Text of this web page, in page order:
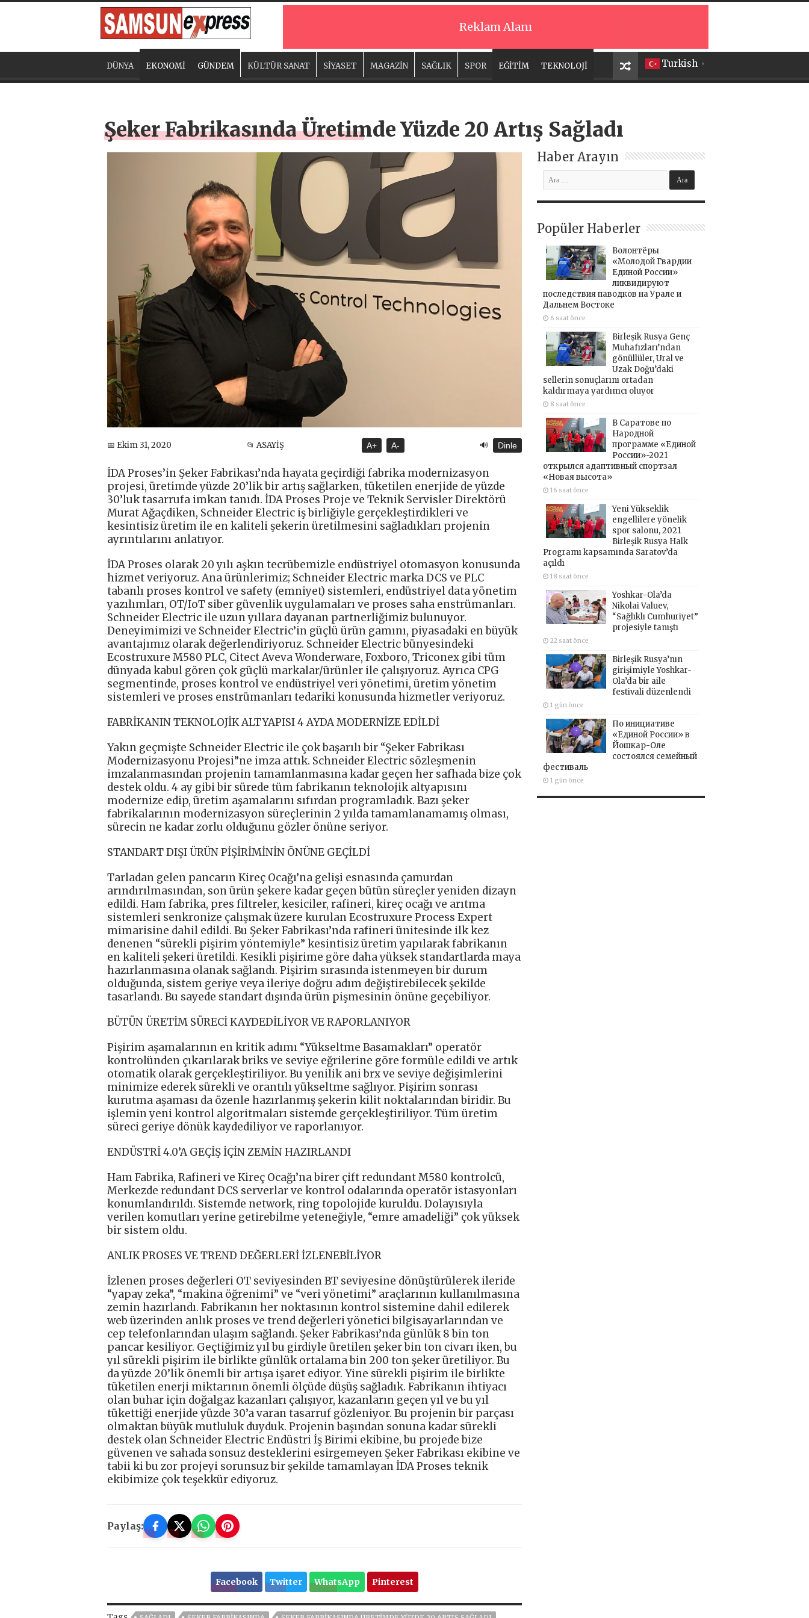
Reklam Alanı
Turkish ▼
DÜNYA EKONOMİ GÜNDEM KÜLTÜR SANAT SİYASET MAGAZİN SAĞLIK SPOR EĞİTİM TEKNOLOJİ
Şeker Fabrikasında Üretimde Yüzde 20 Artış Sağladı
📅 Ekim 31, 2020 📂 ASAYİŞ A+ A- 🔊 Dinle
İDA Proses’in Şeker Fabrikası’nda hayata geçirdiği fabrika modernizasyon
projesi, üretimde yüzde 20’lik bir artış sağlarken, tüketilen enerjide de yüzde
30’luk tasarrufa imkan tanıdı. İDA Proses Proje ve Teknik Servisler Direktörü
Murat Ağaçdiken, Schneider Electric iş birliğiyle gerçekleştirdikleri ve
kesintisiz üretim ile en kaliteli şekerin üretilmesini sağladıkları projenin
ayrıntılarını anlatıyor.
İDA Proses olarak 20 yılı aşkın tecrübemizle endüstriyel otomasyon konusunda
hizmet veriyoruz. Ana ürünlerimiz; Schneider Electric marka DCS ve PLC
tabanlı proses kontrol ve safety (emniyet) sistemleri, endüstriyel data yönetim
yazılımları, OT/IoT siber güvenlik uygulamaları ve proses saha enstrümanları.
Schneider Electric ile uzun yıllara dayanan partnerliğimiz bulunuyor.
Deneyimimizi ve Schneider Electric’in güçlü ürün gamını, piyasadaki en büyük
avantajımız olarak değerlendiriyoruz. Schneider Electric bünyesindeki
Ecostruxure M580 PLC, Citect Aveva Wonderware, Foxboro, Triconex gibi tüm
dünyada kabul gören çok güçlü markalar/ürünler ile çalışıyoruz. Ayrıca CPG
segmentinde, proses kontrol ve endüstriyel veri yönetimi, üretim yönetim
sistemleri ve proses enstrümanları tedariki konusunda hizmetler veriyoruz.
FABRİKANIN TEKNOLOJİK ALTYAPISI 4 AYDA MODERNİZE EDİLDİ
Yakın geçmişte Schneider Electric ile çok başarılı bir “Şeker Fabrikası
Modernizasyonu Projesi”ne imza attık. Schneider Electric sözleşmenin
imzalanmasından projenin tamamlanmasına kadar geçen her safhada bize çok
destek oldu. 4 ay gibi bir sürede tüm fabrikanın teknolojik altyapısını
modernize edip, üretim aşamalarını sıfırdan programladık. Bazı şeker
fabrikalarının modernizasyon süreçlerinin 2 yılda tamamlanamamış olması,
sürecin ne kadar zorlu olduğunu gözler önüne seriyor.
STANDART DIŞI ÜRÜN PİŞİRİMİNİN ÖNÜNE GEÇİLDİ
Tarladan gelen pancarın Kireç Ocağı’na gelişi esnasında çamurdan
arındırılmasından, son ürün şekere kadar geçen bütün süreçler yeniden dizayn
edildi. Ham fabrika, pres filtreler, kesiciler, rafineri, kireç ocağı ve arıtma
sistemleri senkronize çalışmak üzere kurulan Ecostruxure Process Expert
mimarisine dahil edildi. Bu Şeker Fabrikası’nda rafineri ünitesinde ilk kez
denenen “sürekli pişirim yöntemiyle” kesintisiz üretim yapılarak fabrikanın
en kaliteli şekeri üretildi. Kesikli pişirime göre daha yüksek standartlarda maya
hazırlanmasına olanak sağlandı. Pişirim sırasında istenmeyen bir durum
olduğunda, sistem geriye veya ileriye doğru adım değiştirebilecek şekilde
tasarlandı. Bu sayede standart dışında ürün pişmesinin önüne geçebiliyor.
BÜTÜN ÜRETİM SÜRECİ KAYDEDİLİYOR VE RAPORLANIYOR
Pişirim aşamalarının en kritik adımı “Yükseltme Basamakları” operatör
kontrolünden çıkarılarak briks ve seviye eğrilerine göre formüle edildi ve artık
otomatik olarak gerçekleştiriliyor. Bu yenilik ani brx ve seviye değişimlerini
minimize ederek sürekli ve orantılı yükseltme sağlıyor. Pişirim sonrası
kurutma aşaması da özenle hazırlanmış şekerin kilit noktalarından biridir. Bu
işlemin yeni kontrol algoritmaları sistemde gerçekleştiriliyor. Tüm üretim
süreci geriye dönük kaydediliyor ve raporlanıyor.
ENDÜSTRİ 4.0’A GEÇİŞ İÇİN ZEMİN HAZIRLANDI
Ham Fabrika, Rafineri ve Kireç Ocağı’na birer çift redundant M580 kontrolcü,
Merkezde redundant DCS serverlar ve kontrol odalarında operatör istasyonları
konumlandırıldı. Sistemde network, ring topolojide kuruldu. Dolayısıyla
verilen komutları yerine getirebilme yeteneğiyle, “emre amadeliği” çok yüksek
bir sistem oldu.
ANLIK PROSES VE TREND DEĞERLERİ İZLENEBİLİYOR
İzlenen proses değerleri OT seviyesinden BT seviyesine dönüştürülerek ileride
“yapay zeka”, “makina öğrenimi” ve “veri yönetimi” araçlarının kullanılmasına
zemin hazırlandı. Fabrikanın her noktasının kontrol sistemine dahil edilerek
web üzerinden anlık proses ve trend değerleri yönetici bilgisayarlarından ve
cep telefonlarından ulaşım sağlandı. Şeker Fabrikası’nda günlük 8 bin ton
pancar kesiliyor. Geçtiğimiz yıl bu girdiyle üretilen şeker bin ton civarı iken, bu
yıl sürekli pişirim ile birlikte günlük ortalama bin 200 ton şeker üretiliyor. Bu
da yüzde 20’lik önemli bir artışa işaret ediyor. Yine sürekli pişirim ile birlikte
tüketilen enerji miktarının önemli ölçüde düşüş sağladık. Fabrikanın ihtiyacı
olan buhar için doğalgaz kazanları çalışıyor, kazanların geçen yıl ve bu yıl
tükettiği enerjide yüzde 30’a varan tasarruf gözleniyor. Bu projenin bir parçası
olmaktan büyük mutluluk duyduk. Projenin başından sonuna kadar sürekli
destek olan Schneider Electric Endüstri İş Birimi ekibine, bu projede bize
güvenen ve sahada sonsuz desteklerini esirgemeyen Şeker Fabrikası ekibine ve
tabii ki bu zor projeyi sorunsuz bir şekilde tamamlayan İDA Proses teknik
ekibimize çok teşekkür ediyoruz.
Paylaş:
Facebook Twitter WhatsApp Pinterest
Haber Arayın
Popüler Haberler
Волонтёры
«Молодой Гвардии
Единой России»
ликвидируют
последствия паводков на Урале и
Дальнем Востоке
6 saat önce
Birleşik Rusya Genç
Muhafızları’ndan
gönüllüler, Ural ve
Uzak Doğu’daki
sellerin sonuçlarını ortadan
kaldırmaya yardımcı oluyor
8 saat önce
В Саратове по
Народной
программе «Единой
России»-2021
открылся адаптивный спортзал
«Новая высота»
16 saat önce
Yeni Yükseklik
engellilere yönelik
spor salonu, 2021
Birleşik Rusya Halk
Programı kapsamında Saratov’da
açıldı
18 saat önce
Yoshkar-Ola’da
Nikolai Valuev,
“Sağlıklı Cumhuriyet”
projesiyle tanıştı
22 saat önce
Birleşik Rusya’nın
girişimiyle Yoshkar-
Ola’da bir aile
festivali düzenlendi
1 gün önce
По инициативе
«Единой России» в
Йошкар-Оле
состоялся семейный
фестиваль
1 gün önce